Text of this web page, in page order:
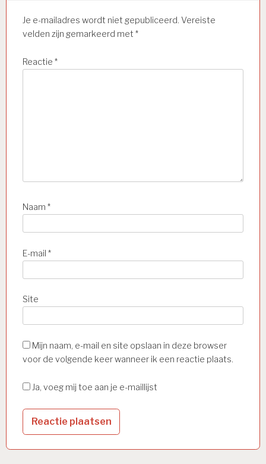
Je e-mailadres wordt niet gepubliceerd. Vereiste
velden zijn gemarkeerd met *
Reactie *
Naam *
E-mail *
Site
Mijn naam, e-mail en site opslaan in deze browser
voor de volgende keer wanneer ik een reactie plaats.
Ja, voeg mij toe aan je e-maillijst